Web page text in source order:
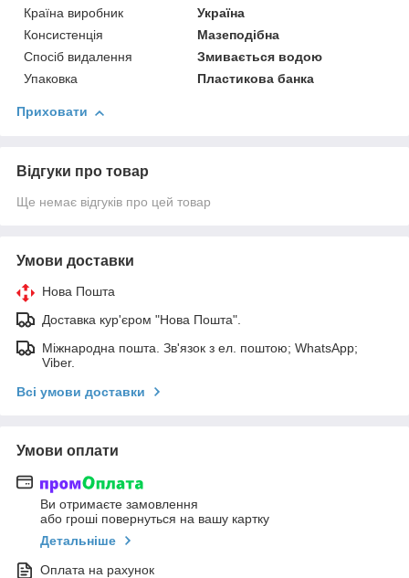
Країна виробник
Україна
Консистенція
Мазеподібна
Спосіб видалення
Змивається водою
Упаковка
Пластикова банка
Приховати
Відгуки про товар
Ще немає відгуків про цей товар
Умови доставки
Нова Пошта
Доставка кур'єром "Нова Пошта".
Міжнародна пошта. Зв'язок з ел. поштою; WhatsApp;
Viber.
Всі умови доставки
Умови оплати
Ви отримаєте замовлення
або гроші повернуться на вашу картку
Детальніше
Оплата на рахунок